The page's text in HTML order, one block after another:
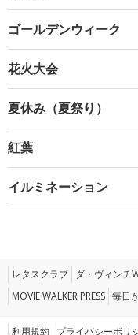
ゴールデンウィーク
花火大会
夏休み（夏祭り）
紅葉
イルミネーション
レタスクラブ ダ・ヴィンチ
MOVIE WALKER PRESS 毎日
利用規約 プライバシーポリ